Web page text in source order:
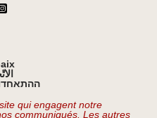
qui engagent notre
communiqués. Les autres